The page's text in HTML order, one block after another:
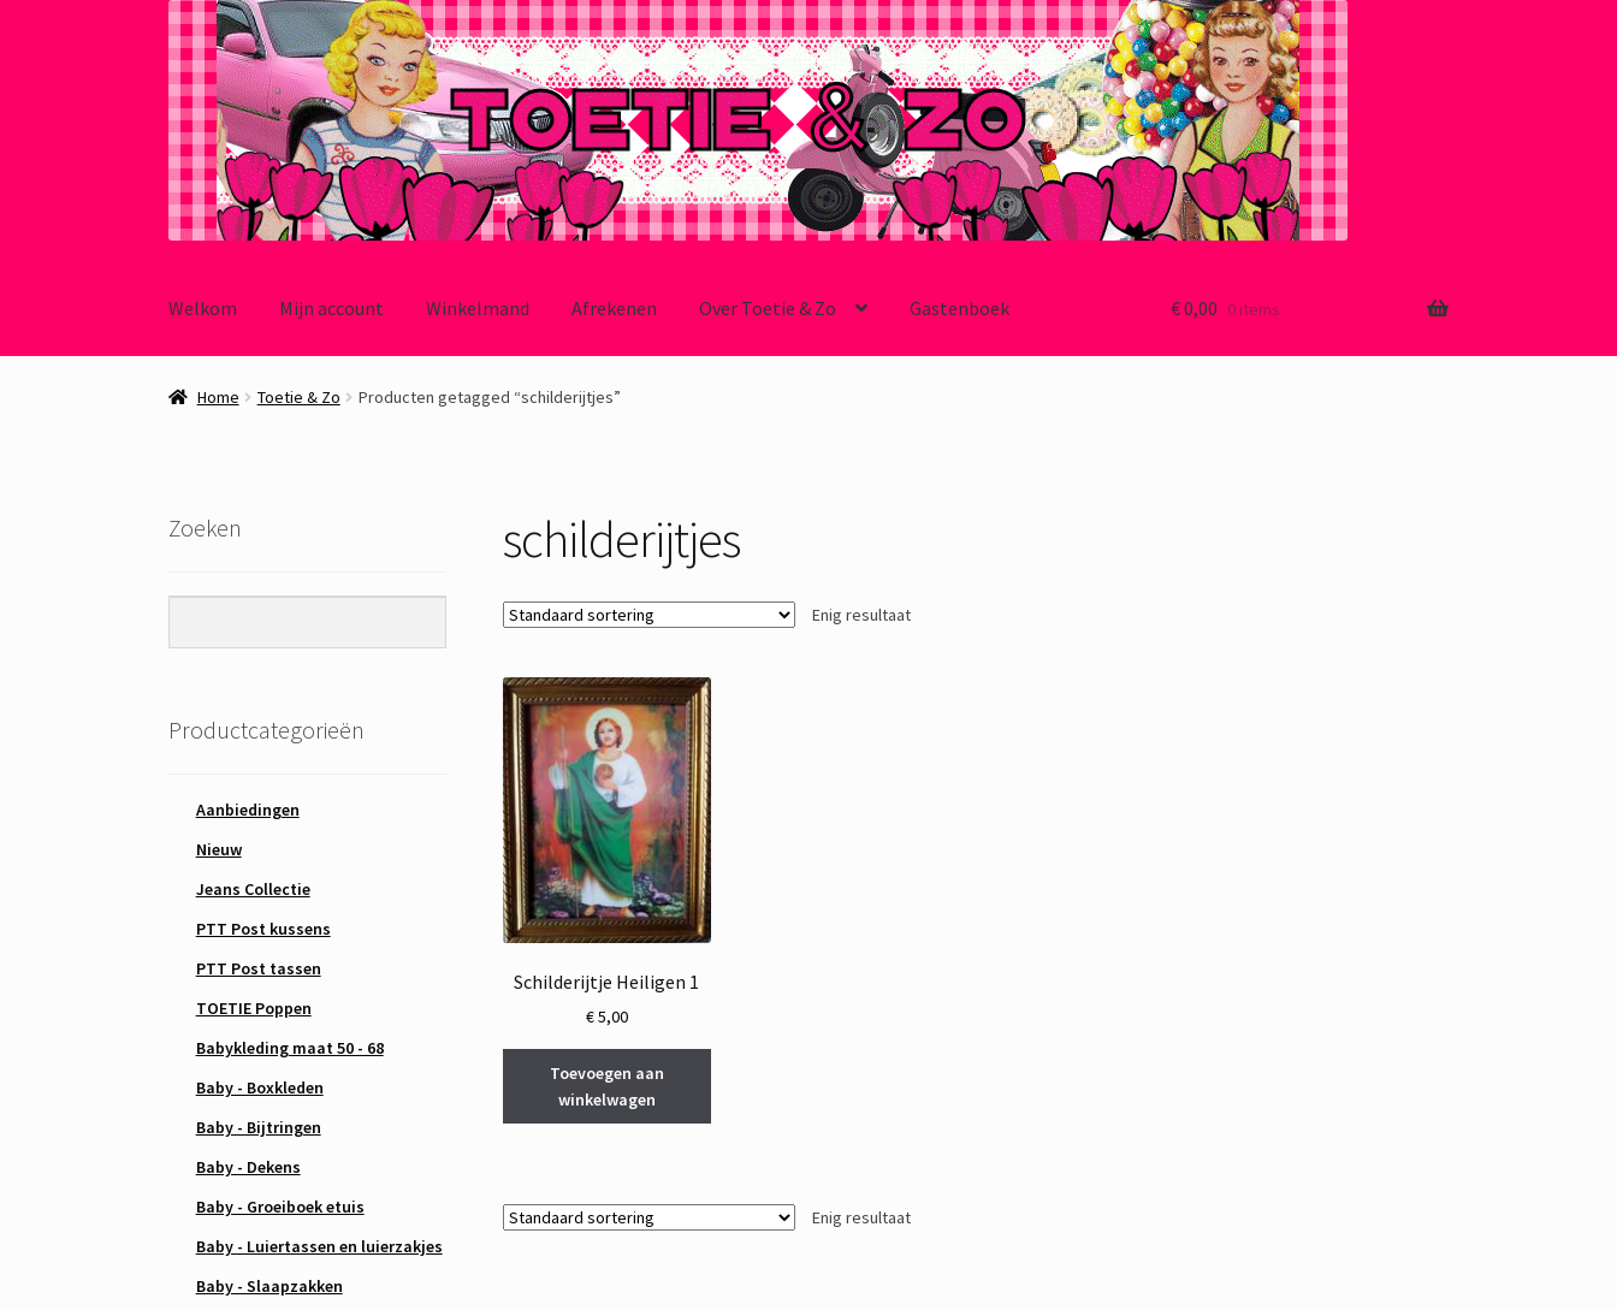
door
naar
Welkom Mijn account Winkelmand Afrekenen Over Toetie & Zo Gastenboek €0,00 0 items
Home Toetie & Zo Producten getagged “schilderijtjes”
schilderijtjes
Enig resultaat
Schilderijtje Heiligen 1
€5,00
Toevoegen aan
winkelwagen
Enig resultaat
Zoeken
Productcategorieën
Aanbiedingen
Nieuw
Jeans Collectie
PTT Post kussens
PTT Post tassen
TOETIE Poppen
Babykleding maat 50 - 68
Baby - Boxkleden
Baby - Bijtringen
Baby - Dekens
Baby - Groeiboek etuis
Baby - Luiertassen en luierzakjes
Baby - Slaapzakken